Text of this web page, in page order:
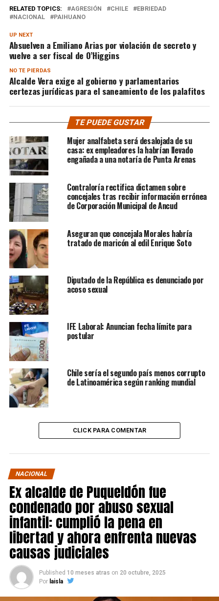
RELATED TOPICS: AGRESIÓN CHILE
EBRIEDAD
NACIONAL
PAIHUANO
UP NEXT
Absuelven a Emiliano Arias por violación de secreto y
vuelve a ser fiscal de O’Higgins
NO TE PIERDAS
Alcalde Vera exige al gobierno y parlamentarios
certezas jurídicas para el saneamiento de los palafitos
TE PUEDE GUSTAR
Mujer analfabeta será desalojada de su
casa: ex empleadores la habrían llevado
engañada a una notaría de Punta Arenas
Contraloría rectifica dictamen sobre
concejales tras recibir información errónea
de Corporación Municipal de Ancud
Aseguran que concejala Morales habría
tratado de maricón al edil Enrique Soto
Diputado de la República es denunciado por
acoso sexual
IFE Laboral: Anuncian fecha límite para
postular
Chile sería el segundo país menos corrupto
de Latinoamérica según ranking mundial
CLICK PARA COMENTAR
NACIONAL
Ex alcalde de Puqueldón fue
condenado por abuso sexual
infantil: cumplió la pena en
libertad y ahora enfrenta nuevas
causas judiciales
Published 10 meses atras on 20 octubre, 2025
Por laisla